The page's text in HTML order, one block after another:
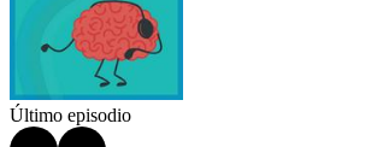
Último episodio